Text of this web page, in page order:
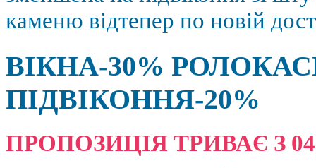
каменю відтепер по новій
ВІКНА-30%
ПІДВІКОННЯ-20%
ПРОПОЗИЦІЯ ТРИВАЄ З